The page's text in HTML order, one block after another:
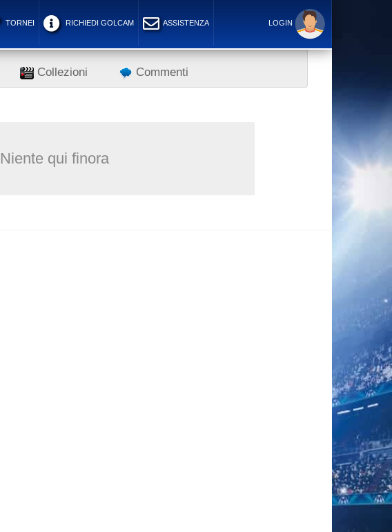
TORNEI RICHIEDI GOLCAM ASSISTENZA LOGIN
Collezioni Commenti
Niente qui finora